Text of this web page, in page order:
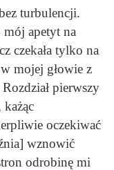
turbulencji.
apetyt na
czekała tylko na
mojej głowie z
pierwszy
każąc
oczekiwać
wznowić
odrobinę mi